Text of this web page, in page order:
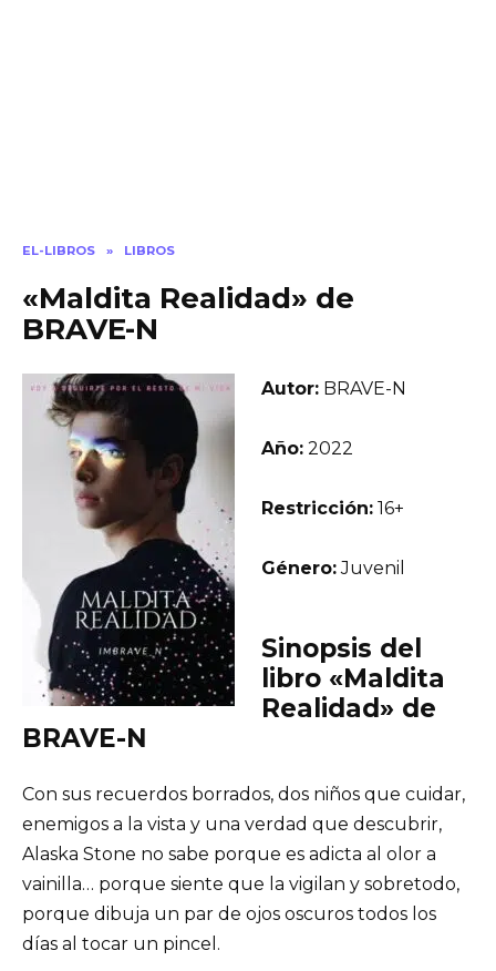
EL-LIBROS » LIBROS
«Maldita Realidad» de
BRAVE-N
Autor: BRAVE-N
Año: 2022
Restricción: 16+
Género:Juvenil
Sinopsis del
libro «Maldita
Realidad» de
BRAVE-N
Con sus recuerdos borrados, dos niños que cuidar,
enemigos a la vista y una verdad que descubrir,
Alaska Stone no sabe porque es adicta al olor a
vainilla… porque siente que la vigilan y sobretodo,
porque dibuja un par de ojos oscuros todos los
días al tocar un pincel.